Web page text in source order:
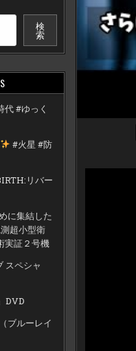
検
索
#ゆっく
#火星 #防
リバー
に集結した
超小型衛
実証２号機
スペシャ
DVD
ブルーレイ